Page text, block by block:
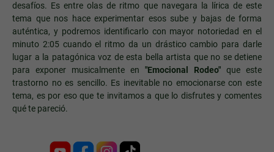
desafíos. Es entre olas de ritmo que navegara la lírica de este
tema que nos hace experimentar esos sube y bajas de forma
auténtica, y podremos identificarlo con mayor notoriedad en el
minuto 2:05 cuando el ritmo da un drástico cambio para darle
lugar a la patagónica voz de esta bella artista que no se detiene
para exponer musicalmente en "Emocional Rodeo" que este
trastorno no es sencillo. Es inevitable no emocionarse con este
tema, es por eso que te invitamos a que lo disfrutes y comentes
qué te pareció.